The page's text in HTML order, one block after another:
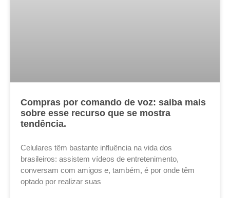
Compras por comando de voz: saiba mais
sobre esse recurso que se mostra
tendência.
Celulares têm bastante influência na vida dos
brasileiros: assistem vídeos de entretenimento,
conversam com amigos e, também, é por onde têm
optado por realizar suas